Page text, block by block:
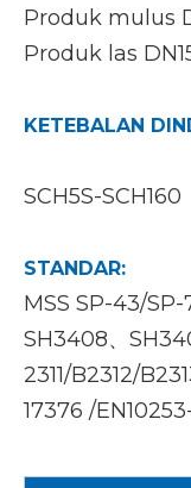
Produk mulus
Produk las
KETEBALAN
SCH5S-SCH160
STANDAR:
MSS SP-43/SP-
SH3408、
2311/B2312/
17376 /